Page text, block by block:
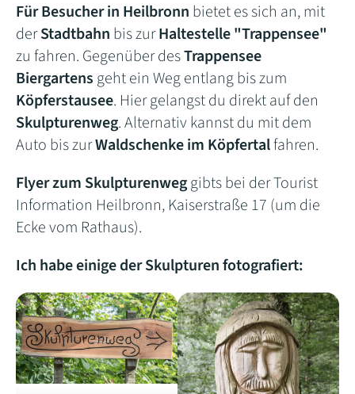
Für Besucher in Heilbronn bietet es sich an, mit
derStadtbahn bis zurHaltestelle "Trappensee"
zu fahren. Gegenüber desTrappensee
Biergartens geht ein Weg entlang bis zum
Köpferstausee. Hier gelangst du direkt auf den
Skulpturenweg. Alternativ kannst du mit dem
Auto bis zurWaldschenke im Köpfertalfahren.
Flyer zum Skulpturenweggibts bei der Tourist
Information Heilbronn, Kaiserstraße 17 (um die
Ecke vom Rathaus).
Ich habe einige der Skulpturen fotografiert: